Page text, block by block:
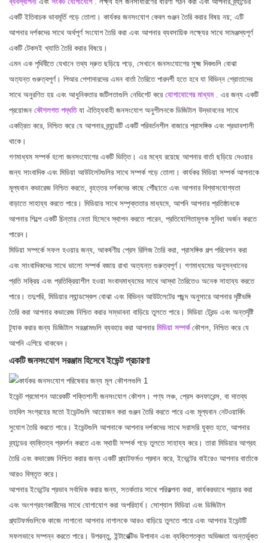
একটি ইতিবাচক ভাবমূর্তি গড়ে তোলা। কার্যকর জনসংযোগ কেবল গুঞ্জন তৈরি করার বিষয় নয়; এটি
আপনার দর্শকদের সাথে অর্থপূর্ণ সংযোগ তৈরি করা এবং আপনার ব্যবসায়িক লক্ষ্যের সাথে সামঞ্জস্যপূর্ণ
একটি টেকসই খ্যাতি তৈরি করার বিষয়ে।
এমন এক পৃথিবীতে যেখানে তথ্য দ্রুত ছড়িয়ে পড়ে, সেখানে জনসংযোগের সূক্ষ্ম দিকগুলি বোঝা
অত্যন্ত গুরুত্বপূর্ণ। পিআর পেশাদারদের এমন বার্তা তৈরিতে পারদর্শী হতে হবে যা বিভিন্ন শ্রোতাদের
সাথে অনুরণিত হয় এবং আধুনিকতার জটিলতাগুলি নেভিগেট করে যোগাযোগের মাধ্যম . এর জন্য একটি
প্রয়োজন কৌশলগত পদ্ধতিযা ঐতিহ্যবাহী জনসংযোগ অনুশীলনকে ডিজিটাল উদ্ভাবনের সাথে
একত্রিত করে, নিশ্চিত করে যে আপনার ব্র্যান্ডটি একটি পরিবর্তনশীল বাজারে প্রাসঙ্গিক এবং প্রভাবশালী
থাকে।
গণমাধ্যম সম্পর্ক হলো জনসংযোগের একটি ভিত্তি। এর মধ্যে রয়েছে আপনার বার্তা ছড়িয়ে দেওয়ার
জন্য সাংবাদিক এবং মিডিয়া আউটলেটগুলির সাথে সম্পর্ক গড়ে তোলা। কার্যকর মিডিয়া সম্পর্ক আপনাকে
মূল্যবান কভারেজ নিশ্চিত করতে, বৃহত্তর দর্শকদের কাছে পৌঁছাতে এবং আপনার বিশ্বাসযোগ্যতা
বাড়াতে সাহায্য করতে পারে। মিডিয়ার সাথে সম্পৃক্ততার মাধ্যমে, আপনি আপনার প্রতিষ্ঠানকে
আপনার শিল্পে একটি চিন্তার নেতা হিসেবে স্থাপন করতে পারেন, প্রতিযোগিতামূলক সুবিধা অর্জন করতে
পারেন।
মিডিয়া সম্পর্কে সফল হওয়ার জন্য, আকর্ষণীয় প্রেস রিলিজ তৈরি করা, প্রাসঙ্গিক গল্প পরিবেশন করা
এবং সাংবাদিকদের সাথে ভালো সম্পর্ক বজায় রাখা অত্যন্ত গুরুত্বপূর্ণ। গণমাধ্যমের অনুসন্ধানের
প্রতি সক্রিয় এবং প্রতিক্রিয়াশীল হওয়া সংবাদমাধ্যমের সাথে আস্থা তৈরিতেও অনেক সাহায্য করতে
পারে। তদুপরি, মিডিয়ার ল্যান্ডস্কেপ বোঝা এবং বিভিন্ন আউটলেটের পছন্দ অনুসারে আপনার দৃষ্টিভঙ্গি
তৈরি করা আপনার কভারেজ নিশ্চিত করার সম্ভাবনা বাড়িয়ে তুলতে পারে। মিডিয়া ট্রেন্ড এবং অন্তর্দৃষ্টি
ট্র্যাক করার জন্য ডিজিটাল সরঞ্জামগুলি ব্যবহার করা আপনার মিডিয়া সম্পর্ক কৌশল, নিশ্চিত করে যে
আপনি এগিয়ে থাকবেন।
একটি জনসংযোগ সরঞ্জাম হিসেবে ইভেন্ট প্রচারণা
ইভেন্ট প্রমোশন আরেকটি শক্তিশালী জনসংযোগ কৌশল। পণ্য লঞ্চ, প্রেস কনফারেন্স, বা দাতব্য
তহবিল সংগ্রহের মতো ইভেন্টগুলি আয়োজন করা গুঞ্জন তৈরি করতে পারে এবং মূল্যবান নেটওয়ার্কিং
সুযোগ তৈরি করতে পারে। ইভেন্টগুলি আপনাকে আপনার দর্শকদের সাথে সরাসরি যুক্ত হতে, আপনার
ব্র্যান্ডের ব্যক্তিত্ব প্রদর্শন করতে এবং স্থায়ী সম্পর্ক গড়ে তুলতে সাহায্য করে। তারা মিডিয়ার আগ্রহ
তৈরি এবং কভারেজ নিশ্চিত করার জন্য একটি প্ল্যাটফর্মও প্রদান করে, ইভেন্টের বাইরেও আপনার বার্তাকে
আরও বিস্তৃত করে।
আপনার ইভেন্টের প্রভাব সর্বাধিক করার জন্য, সতর্কতার সাথে পরিকল্পনা করা, কার্যকরভাবে প্রচার করা
এবং অংশগ্রহণকারীদের সাথে যোগাযোগ করা অপরিহার্য। সোশ্যাল মিডিয়া এবং ডিজিটাল
প্ল্যাটফর্মগুলিকে কাজে লাগানো আপনার নাগালকে আরও বাড়িয়ে তুলতে পারে এবং আপনার ইভেন্টটি
সফলভাবে সম্পন্ন করতে পারে। উপরন্তু, ইন্টারেক্টিভ উপাদান এবং ব্যক্তিগতকৃত অভিজ্ঞতা অন্তর্ভুক্ত